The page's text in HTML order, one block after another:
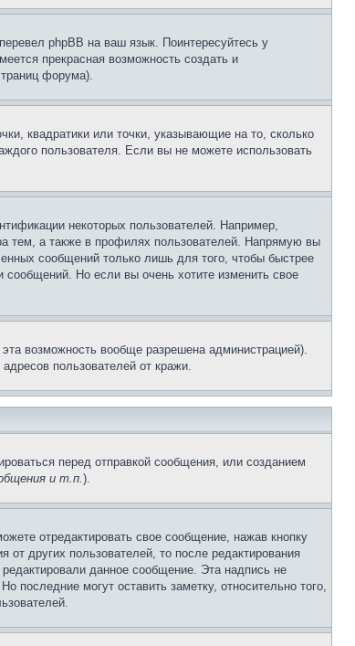
phpBB на ваш язык. Поинтересуйтесь у
прекрасная возможность создать и
форума).
квадратики или точки, указывающие на то, сколько
пользователя. Если вы не можете использовать
некоторых пользователей. Например,
тем, а также в профилях пользователей. Напрямую вы
сообщений только лишь для того, чтобы быстрее
Но если вы очень хотите изменить свое
возможность вообще разрешена администрацией).
пользователей от кражи.
перед отправкой сообщения, или созданием
и т.п.).
отредактировать свое сообщение, нажав кнопку
других пользователей, то после редактирования
данное сообщение. Эта надпись не
могут оставить заметку, относительно того,